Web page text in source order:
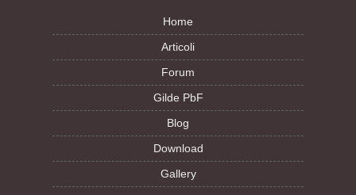
Home
Articoli
Forum
Gilde PbF
Blog
Download
Gallery